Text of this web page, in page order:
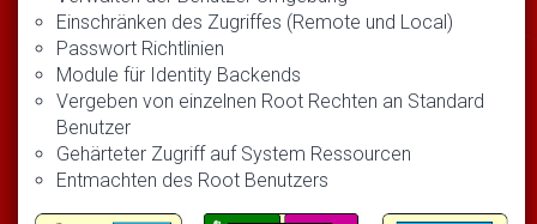
Einschränken des Zugriffes (Remote und Local)
Passwort Richtlinien
Module für Identity Backends
Vergeben von einzelnen Root Rechten an Standard
Benutzer
Gehärteter Zugriff auf System Ressourcen
Entmachten des Root Benutzers